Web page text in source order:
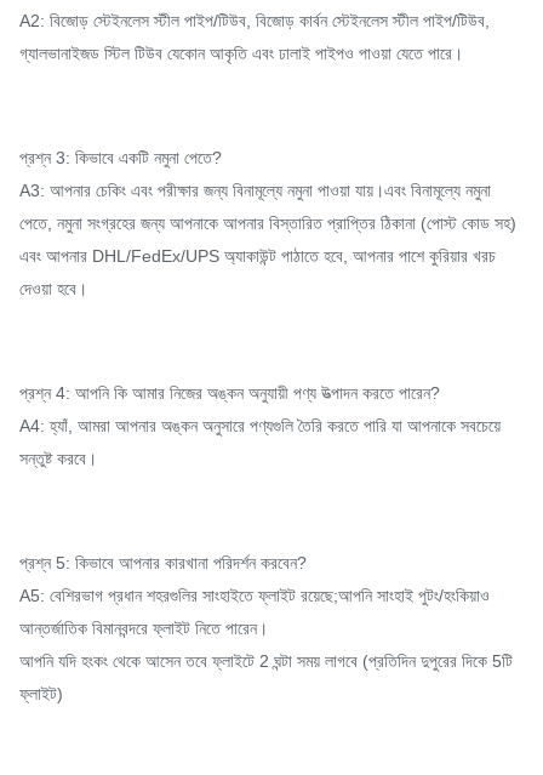
A2: বিজোড় স্টেইনলেস স্টীল পাইপ/টিউব, বিজোড় কার্বন স্টেইনলেস স্টীল পাইপ/টিউব,
গ্যালভানাইজড স্টিল টিউব যেকোন আকৃতি এবং ঢালাই পাইপও পাওয়া যেতে পারে।
প্রশ্ন 3: কিভাবে একটি নমুনা পেতে?
A3: আপনার চেকিং এবং পরীক্ষার জন্য বিনামূল্যে নমুনা পাওয়া যায়।এবং বিনামূল্যে নমুনা
পেতে, নমুনা সংগ্রহের জন্য আপনাকে আপনার বিস্তারিত প্রাপ্তির ঠিকানা (পোস্ট কোড সহ)
এবং আপনার DHL/FedEx/UPS অ্যাকাউন্ট পাঠাতে হবে, আপনার পাশে কুরিয়ার খরচ
দেওয়া হবে।
প্রশ্ন 4: আপনি কি আমার নিজের অঙ্কন অনুযায়ী পণ্য উত্পাদন করতে পারেন?
A4: হ্যাঁ, আমরা আপনার অঙ্কন অনুসারে পণ্যগুলি তৈরি করতে পারি যা আপনাকে সবচেয়ে
সন্তুষ্ট করবে।
প্রশ্ন 5: কিভাবে আপনার কারখানা পরিদর্শন করবেন?
A5: বেশিরভাগ প্রধান শহরগুলির সাংহাইতে ফ্লাইট রয়েছে;আপনি সাংহাই পুটং/হংকিয়াও
আন্তর্জাতিক বিমানবন্দরে ফ্লাইট নিতে পারেন।
আপনি যদি হংকং থেকে আসেন তবে ফ্লাইটে 2 ঘন্টা সময় লাগবে (প্রতিদিন দুপুরের দিকে 5টি
ফ্লাইট)